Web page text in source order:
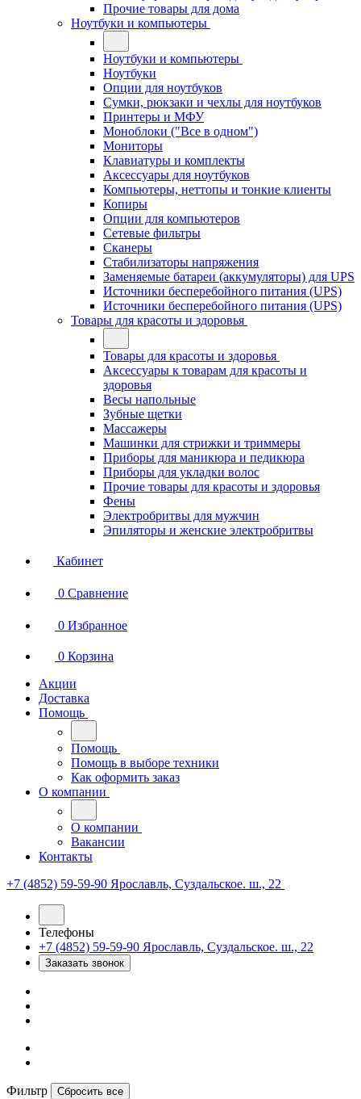
Прочие товары для дома
Ноутбуки и компьютеры
Ноутбуки и компьютеры
Ноутбуки
Опции для ноутбуков
Сумки, рюкзаки и чехлы для ноутбуков
Принтеры и МФУ
Моноблоки ("Все в одном")
Мониторы
Клавиатуры и комплекты
Аксессуары для ноутбуков
Компьютеры, неттопы и тонкие клиенты
Копиры
Опции для компьютеров
Сетевые фильтры
Сканеры
Стабилизаторы напряжения
Заменяемые батареи (аккумуляторы) для UPS
Источники бесперебойного питания (UPS)
Источники бесперебойного питания (UPS)
Товары для красоты и здоровья
Товары для красоты и здоровья
Аксессуары к товарам для красоты и
здоровья
Весы напольные
Зубные щетки
Массажеры
Машинки для стрижки и триммеры
Приборы для маникюра и педикюра
Приборы для укладки волос
Прочие товары для красоты и здоровья
Фены
Электробритвы для мужчин
Эпиляторы и женские электробритвы
Кабинет
0 Сравнение
0 Избранное
0 Корзина
Акции
Доставка
Помощь
Помощь
Помощь в выборе техники
Как оформить заказ
О компании
О компании
Вакансии
Контакты
+7 (4852) 59-59-90 Ярославль, Суздальское. ш., 22
Телефоны
+7 (4852) 59-59-90 Ярославль, Суздальское. ш., 22
Заказать звонок
Фильтр Сбросить все